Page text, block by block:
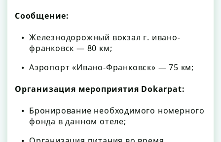
Сообщение:
Железнодорожный вокзал г. ивано-
франковск — 80 км;
Аэропорт «Ивано-Франковск» — 75 км;
Организация мероприятия Dokarpat:
Бронирование необходимого номерного
фонда в данном отеле;